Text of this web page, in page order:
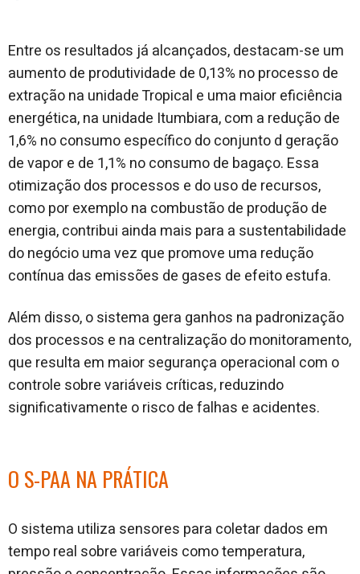
Entre os resultados já alcançados, destacam-se um
aumento de produtividade de 0,13% no processo de
extração na unidade Tropical e uma maior eficiência
energética, na unidade Itumbiara, com a redução de
1,6% no consumo específico do conjunto d geração
de vapor e de 1,1% no consumo de bagaço. Essa
otimização dos processos e do uso de recursos,
como por exemplo na combustão de produção de
energia, contribui ainda mais para a sustentabilidade
do negócio uma vez que promove uma redução
contínua das emissões de gases de efeito estufa.
Além disso, o sistema gera ganhos na padronização
dos processos e na centralização do monitoramento,
que resulta em maior segurança operacional com o
controle sobre variáveis críticas, reduzindo
significativamente o risco de falhas e acidentes.
O S-PAA NA PRÁTICA
O sistema utiliza sensores para coletar dados em
tempo real sobre variáveis como temperatura,